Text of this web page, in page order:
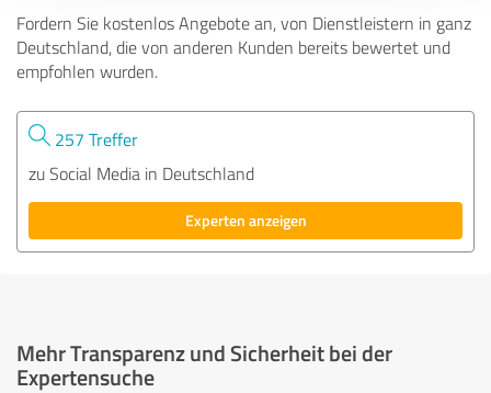
Fordern Sie kostenlos Angebote an, von Dienstleistern in ganz
Deutschland, die von anderen Kunden bereits bewertet und
empfohlen wurden.
257 Treffer
zu Social Media in Deutschland
Experten anzeigen
Mehr Transparenz und Sicherheit bei der
Expertensuche